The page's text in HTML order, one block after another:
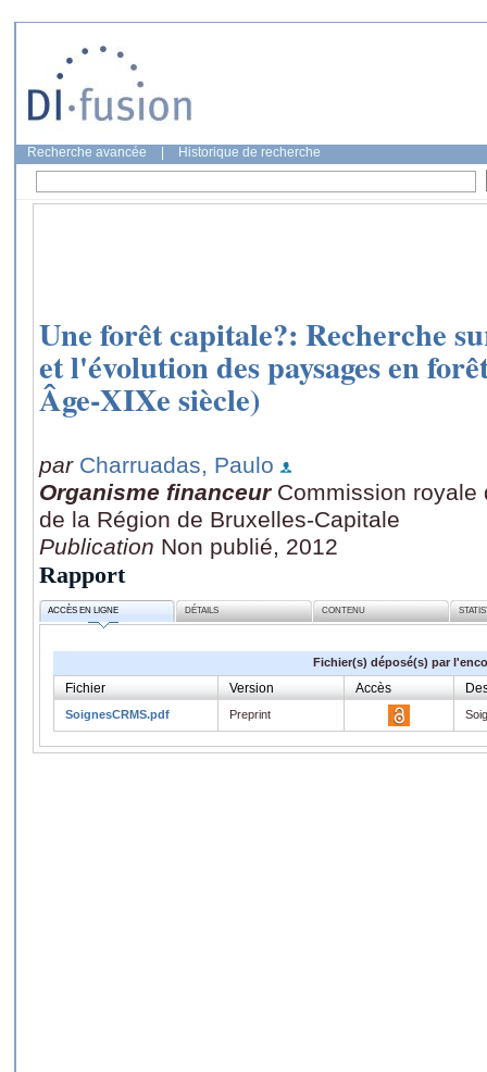
Recherche avancée Historique de recherche
Une forêt capitale?: Recherche
et l'évolution des paysages en
Âge-XIXe siècle)
par Charruadas, Paulo
Organisme financeur Commission royale
de la Région de Bruxelles-Capitale
Publication Non publié, 2012
Rapport
ACCÈS EN LIGNE DÉTAILS CONTENU
Fichier(s) déposé(s) par
Fichier Version Accès
SoignesCRMS.pdf Preprint